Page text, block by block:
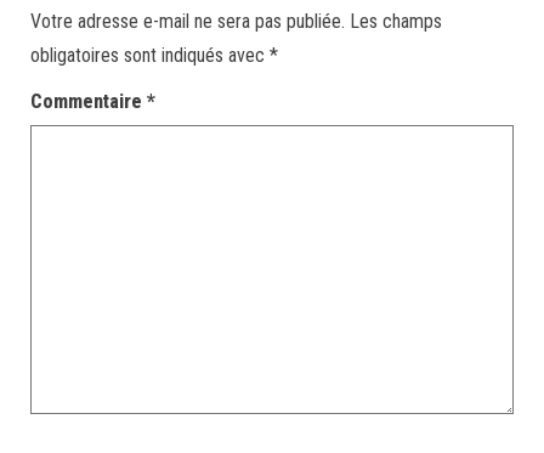
Votre adresse e-mail ne sera pas publiée. Les champs
obligatoires sont indiqués avec *
Commentaire *